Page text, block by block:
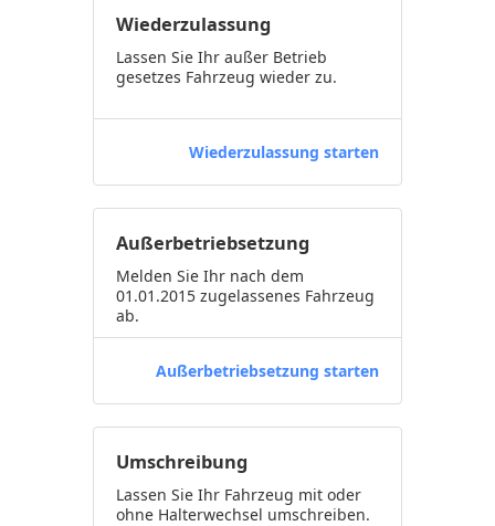
Wiederzulassung
Lassen Sie Ihr außer Betrieb
gesetzes Fahrzeug wieder zu.
Wiederzulassung starten
Außerbetriebsetzung
Melden Sie Ihr nach dem
01.01.2015 zugelassenes Fahrzeug
ab.
Außerbetriebsetzung starten
Umschreibung
Lassen Sie Ihr Fahrzeug mit oder
ohne Halterwechsel umschreiben.